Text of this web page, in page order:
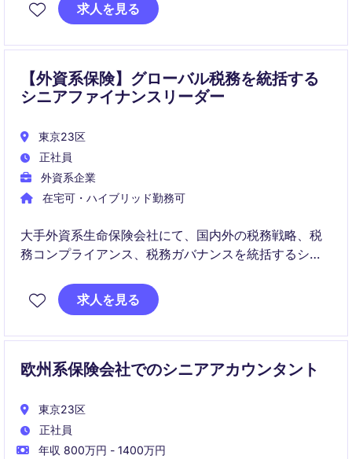
グローバル税務部門および日本の税務当局との中核的
求人を見る
【外資系保険】グローバル税務を統括する
シニアファイナンスリーダー
東京23区
正社員
外資系企業
在宅可・ハイブリッド勤務可
大手外資系生命保険会社にて、国内外の税務戦略、税
務コンプライアンス、税務ガバナンスを統括するシニ
計を含む高度な専門領域に加え、業務改革やデジタル
化プロジェクトもリードいただきます。
求人を見る
欧州系保険会社でのシニアアカウンタント
東京23区
正社員
年収 800万円 - 1400万円